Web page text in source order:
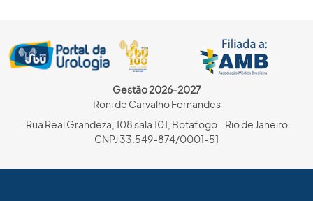
Gestão 2026-2027
Roni de Carvalho Fernandes
Rua Real Grandeza, 108 sala 101, Botafogo - Rio de Janeiro
CNPJ 33.549-874/0001-51